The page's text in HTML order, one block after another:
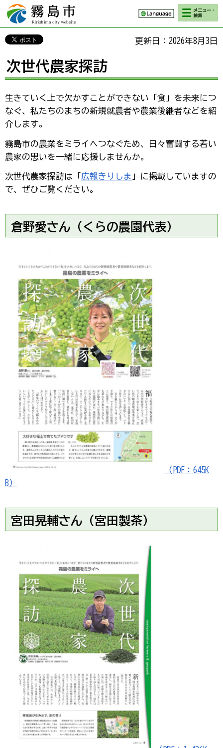
霧島市 Kirishima
city website
検索・メニ
ュー
更新日：2026年8月3日
次世代農家探訪
生きていく上で欠かすことができない「食」を未来につ
なぐ、私たちのまちの新規就農者や農業後継者などを紹
介します。
霧島市の農業をミライへつなぐため、日々奮闘する若い
農家の思いを一緒に応援しませんか。
次世代農家探訪は「 広報きりしま 」に掲載していますの
で、ぜひご覧ください。
倉野愛さん（くらの農園代表）
（PDF：645K
B）
宮田晃輔さん（宮田製茶）